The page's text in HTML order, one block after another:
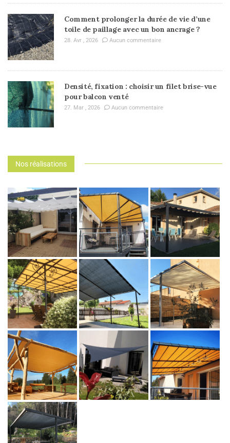
Comment prolonger la durée de vie d’une
toile de paillage avec un bon ancrage ?
28. Avr , 2026 Aucun commentaire
Densité, fixation : choisir un filet brise-vue
pour balcon venté
27. Mar , 2026 Aucun commentaire
Nos réalisations